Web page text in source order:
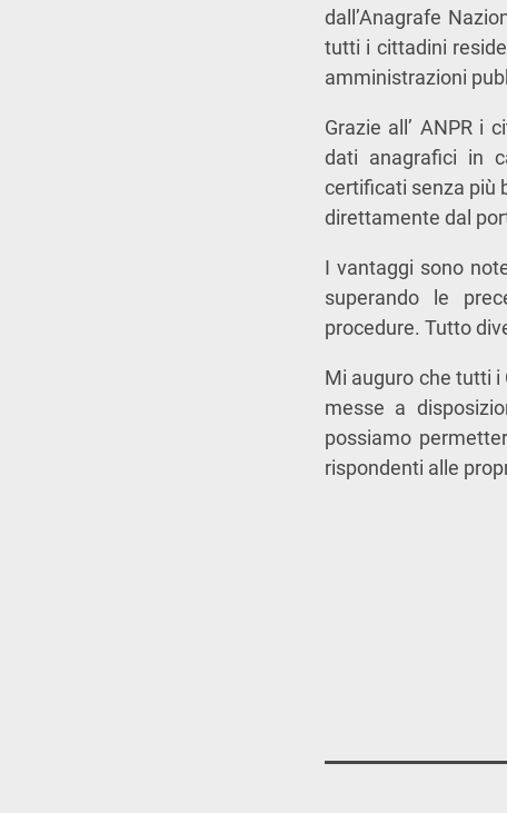
dall’Anagrafe
tutti i cittadini
amministrazioni
Grazie all’ ANPR i
dati anagrafici in
certificati senza più
direttamente dal
I vantaggi sono
superando le
procedure. Tutto
Mi auguro che tutti
messe a
possiamo
rispondenti alle